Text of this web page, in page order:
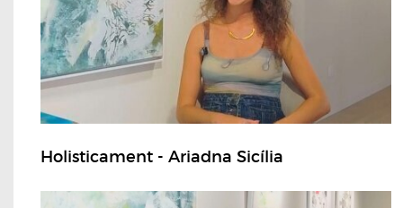
Holisticament - Ariadna Sicília